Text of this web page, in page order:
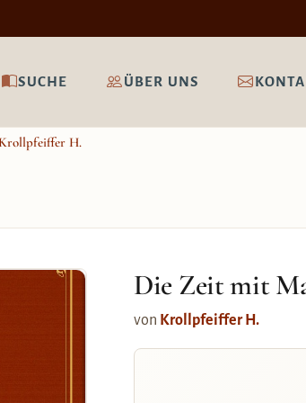
SUCHE ÜBER UNS
H.
Die Zeit mit
von Krollpfeiffer H.